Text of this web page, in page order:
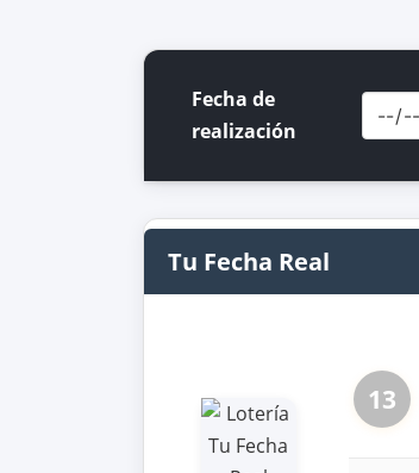
Fecha de
realización
Tu Fecha Real
13